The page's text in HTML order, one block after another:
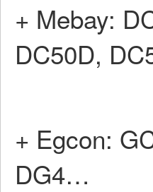
+ Mebay:
DC50D,
+ Egcon:
DG4…